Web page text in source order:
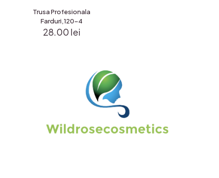
Trusa Profesionala
Farduri,120-4
28.00 lei